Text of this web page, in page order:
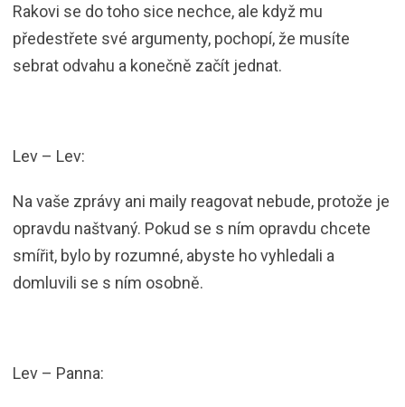
Rakovi se do toho sice nechce, ale když mu
předestřete své argumenty, pochopí, že musíte
sebrat odvahu a konečně začít jednat.
Lev – Lev:
Na vaše zprávy ani maily reagovat nebude, protože je
opravdu naštvaný. Pokud se s ním opravdu chcete
smířit, bylo by rozumné, abyste ho vyhledali a
domluvili se s ním osobně.
Lev – Panna: